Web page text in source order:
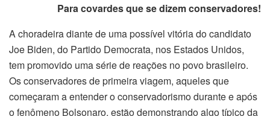
Para covardes que se dizem conservadores!
A choradeira diante de uma possível vitória do candidato
Joe Biden, do Partido Democrata, nos Estados Unidos,
tem promovido uma série de reações no povo brasileiro.
Os conservadores de primeira viagem, aqueles que
começaram a entender o conservadorismo durante e após
o fenômeno Bolsonaro, estão demonstrando algo típico da